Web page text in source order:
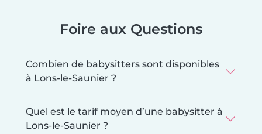
Foire aux Questions
Combien de babysitters sont disponibles
à Lons-le-Saunier ?
Quel est le tarif moyen d’une babysitter à
Lons-le-Saunier ?